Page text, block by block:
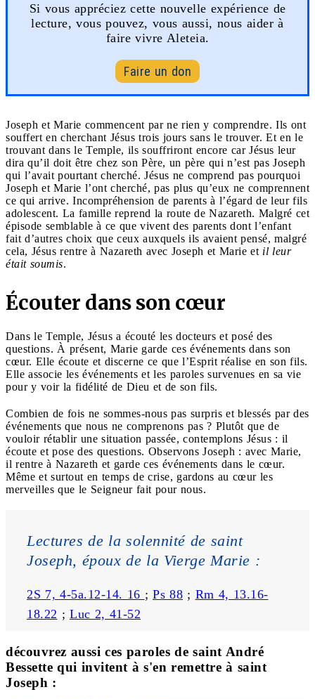
Si vous appréciez cette nouvelle expérience de
lecture, vous pouvez, vous aussi, nous aider à
faire vivre Aleteia.
Faire un don
Joseph et Marie commencent par ne rien y comprendre. Ils ont
souffert en cherchant Jésus trois jours sans le trouver. Et en le
trouvant dans le Temple, ils souffriront encore car Jésus leur
dira qu’il doit être chez son Père, un père qui n’est pas Joseph
qui l’avait pourtant cherché. Jésus ne comprend pas pourquoi
Joseph et Marie l’ont cherché, pas plus qu’eux ne comprennent
ce qui arrive. Incompréhension de parents à l’égard de leur fils
adolescent. La famille reprend la route de Nazareth. Malgré cet
épisode semblable à ce que vivent des parents dont l’enfant
fait d’autres choix que ceux auxquels ils avaient pensé, malgré
cela, Jésus rentre à Nazareth avec Joseph et Marie et il leur
était soumis.
Écouter dans son cœur
Dans le Temple, Jésus a écouté les docteurs et posé des
questions. À présent, Marie garde ces événements dans son
cœur. Elle écoute et discerne ce que l’Esprit réalise en son fils.
Elle associe les événements et les paroles survenues en sa vie
pour y voir la fidélité de Dieu et de son fils.
Combien de fois ne sommes-nous pas surpris et blessés par des
événements que nous ne comprenons pas ? Plutôt que de
vouloir rétablir une situation passée, contemplons Jésus : il
écoute et pose des questions. Observons Joseph : avec Marie,
il rentre à Nazareth et garde ces événements dans le cœur.
Même et surtout en temps de crise, gardons au cœur les
merveilles que le Seigneur fait pour nous.
Lectures de la solennité de saint
Joseph, époux de la Vierge Marie :
2S 7, 4-5a.12-14. 16 ; Ps 88 ; Rm 4, 13.16-
18.22 ; Luc 2, 41-52
découvrez aussi ces paroles de saint André
Bessette qui invitent à s'en remettre à saint
Joseph :